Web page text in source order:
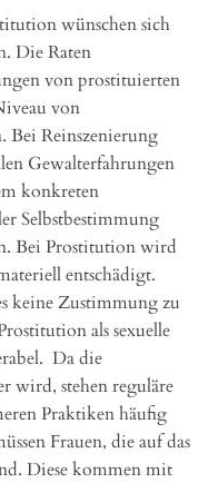
wünschen sich
Die Raten
von prostituierten
von
Bei Reinszenierung
Gewalterfahrungen
konkreten
Selbstbestimmung
Bei Prostitution wird
entschädigt.
keine Zustimmung zu
als sexuelle
Da die
wird, stehen reguläre
Praktiken häufig
Frauen, die auf das
Diese kommen mit